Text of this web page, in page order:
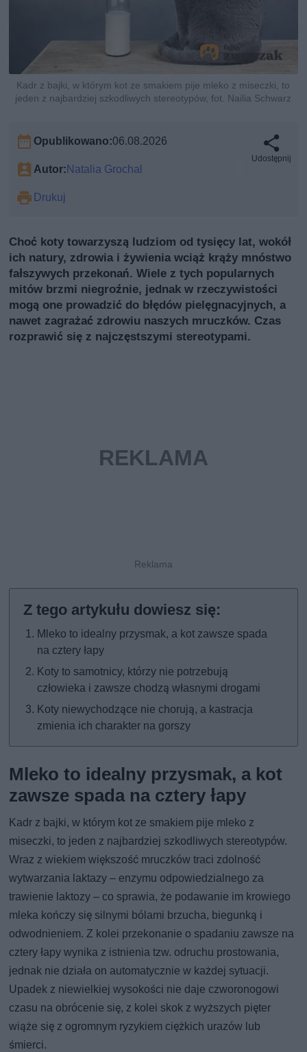
Kadr z bajki, w którym kot ze smakiem pije mleko z miseczki, to
jeden z najbardziej szkodliwych stereotypów, fot. Nailia Schwarz
Opublikowano:06.08.2026
Autor:Natalia Grochal
Drukuj
Udostępnij
Choć koty towarzyszą ludziom od tysięcy lat, wokół
ich natury, zdrowia i żywienia wciąż krąży mnóstwo
fałszywych przekonań. Wiele z tych popularnych
mitów brzmi niegroźnie, jednak w rzeczywistości
mogą one prowadzić do błędów pielęgnacyjnych, a
nawet zagrażać zdrowiu naszych mruczków. Czas
rozprawić się z najczęstszymi stereotypami.
Mleko to idealny przysmak, a kot zawsze spada
na cztery łapy
Koty to samotnicy, którzy nie potrzebują
człowieka i zawsze chodzą własnymi drogami
Koty niewychodzące nie chorują, a kastracja
zmienia ich charakter na gorszy
Mleko to idealny przysmak, a kot
zawsze spada na cztery łapy
Kadr z bajki, w którym kot ze smakiem pije mleko z
miseczki, to jeden z najbardziej szkodliwych stereotypów.
Wraz z wiekiem większość mruczków traci zdolność
wytwarzania laktazy – enzymu odpowiedzialnego za
trawienie laktozy – co sprawia, że podawanie im krowiego
mleka kończy się silnymi bólami brzucha, biegunką i
odwodnieniem. Z kolei przekonanie o spadaniu zawsze na
cztery łapy wynika z istnienia tzw. odruchu prostowania,
jednak nie działa on automatycznie w każdej sytuacji.
Upadek z niewielkiej wysokości nie daje czworonogowi
czasu na obrócenie się, z kolei skok z wyższych pięter
wiąże się z ogromnym ryzykiem ciężkich urazów lub
śmierci.